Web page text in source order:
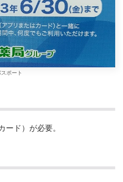
ポート
ード）が必要。